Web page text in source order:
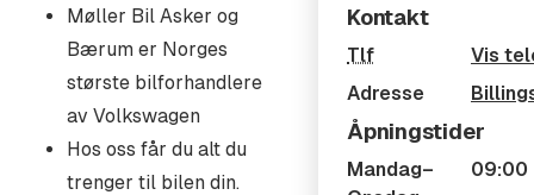
TRAFIKKSKILTGJENKJENNING
VARMEPUMPE
Vi informerer våre kunder om at lokal funksjonalitet i
denne bilen kan bli påvirket eller falle bort når 2G-
nettverket avvikles i Norge, som per i dag er planlagt å
Møller Bil Asker og
Bærum er Norges
største bilforhandlere
av Volkswagen
Hos oss får du alt du
trenger til bilen din.
Kontakt
Tlf
Vis
Adresse
Åpningstider
Mandag–
09:00